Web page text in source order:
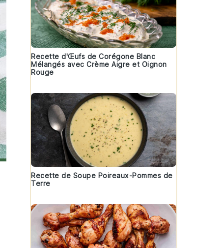
Recette d'Œufs de Corégone Blanc
Mélangés avec Crème Aigre et Oignon
Rouge
Recette de Soupe Poireaux-Pommes de
Terre